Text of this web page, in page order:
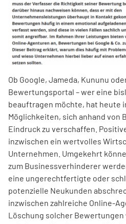
Ob Google, Jameda, Kununu
Bewertungsportal – wer eine
beauftragen möchte, hat heute
Möglichkeiten, sich anhand von
Eindruck zu verschaffen.
inzwischen ein wertvolles
Unternehmen. Umgekehrt
zum Businessverhinderer
eine ungerechtfertigte oder
potenzielle Neukunden
inzwischen zahlreiche Online-
Löschung solcher